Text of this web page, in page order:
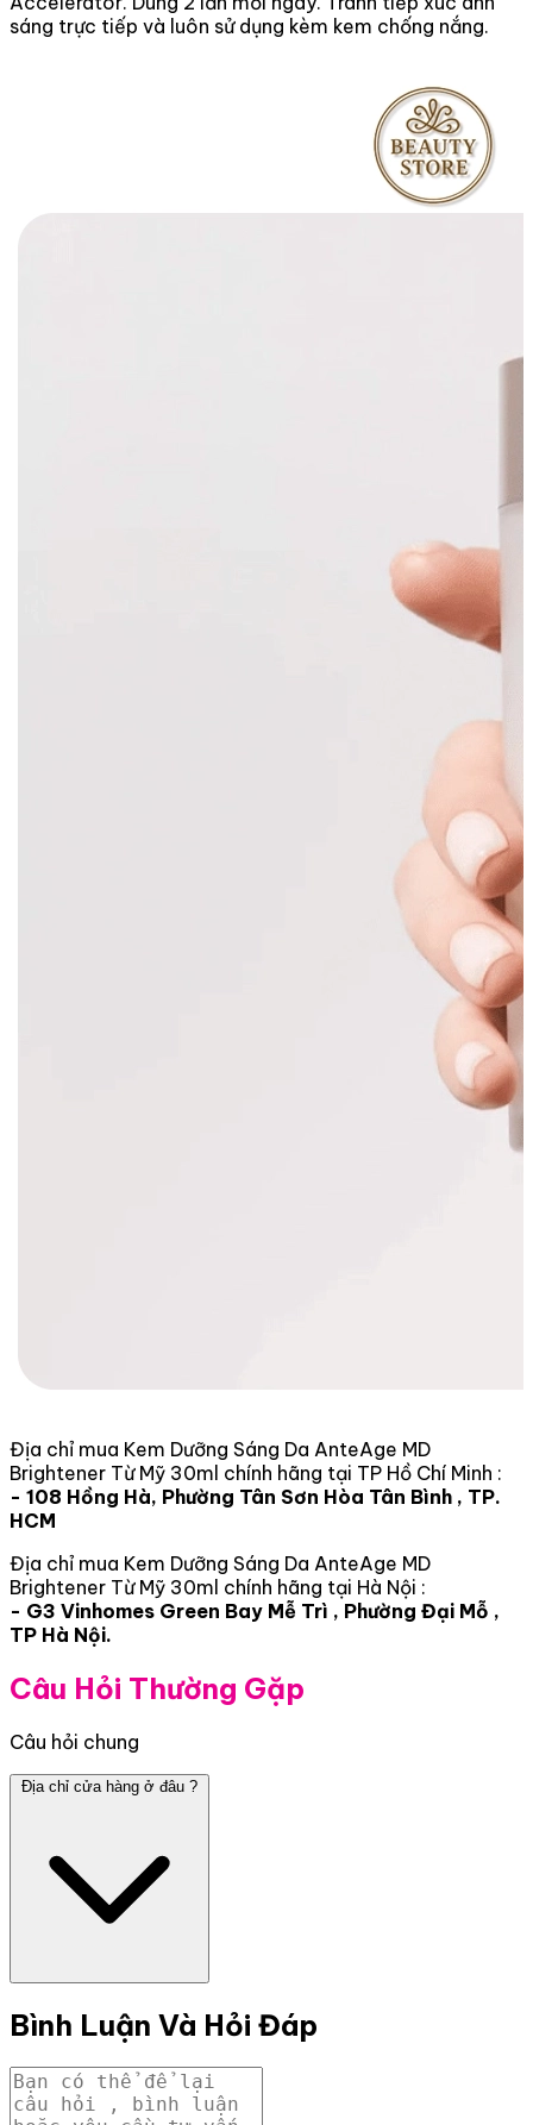
sáng trực tiếp và luôn sử dụng kèm kem chống nắng.
Địa chỉ mua Kem Dưỡng Sáng Da AnteAge MD
Brightener Từ Mỹ 30ml chính hãng tại TP Hồ Chí Minh :
- 108 Hồng Hà, Phường Tân Sơn Hòa Tân Bình , TP.
HCM
Địa chỉ mua Kem Dưỡng Sáng Da AnteAge MD
Brightener Từ Mỹ 30ml chính hãng tại Hà Nội :
- G3 Vinhomes Green Bay Mễ Trì , Phường Đại Mỗ ,
TP Hà Nội.
Câu Hỏi Thường Gặp
Câu hỏi chung
Địa chỉ cửa hàng ở đâu ?
Bình Luận Và Hỏi Đáp